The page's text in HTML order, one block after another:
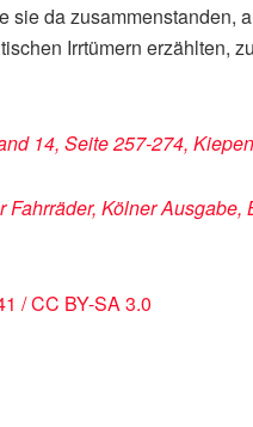
sie da zusammenstanden,
Irrtümern erzählten,
14, Seite 257-274,
Kölner Ausgabe,
/ CC BY-SA 3.0